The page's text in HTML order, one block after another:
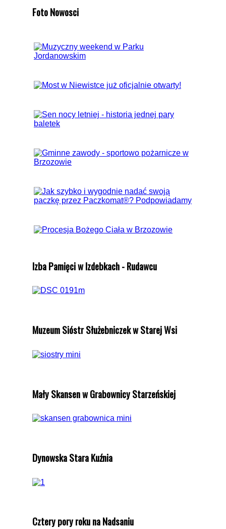
Foto Nowosci
Izba Pamięci w Izdebkach - Rudawcu
Muzeum Sióstr Służebniczek w Starej Wsi
Mały Skansen w Grabownicy Starzeńskiej
Dynowska Stara Kuźnia
Cztery pory roku na Nadsaniu